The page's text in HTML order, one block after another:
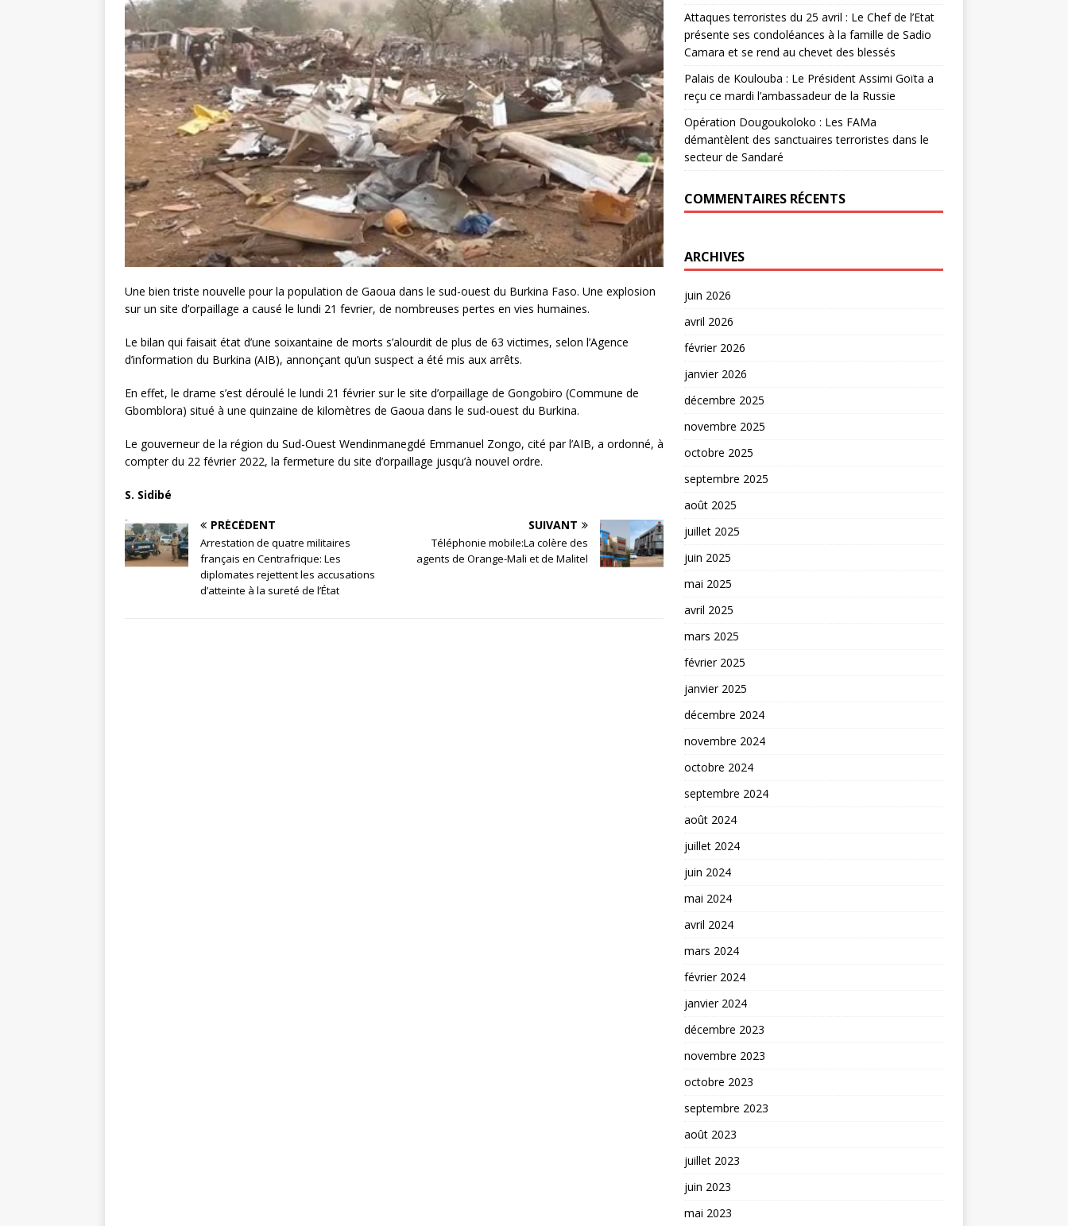
Une bien triste nouvelle pour la population de Gaoua dans le sud-ouest du Burkina Faso. Une explosion
sur un site d’orpaillage a causé le lundi 21 fevrier, de nombreuses pertes en vies humaines.
Le bilan qui faisait état d’une soixantaine de morts s’alourdit de plus de 63 victimes, selon l’Agence
d’information du Burkina (AIB), annonçant qu’un suspect a été mis aux arrêts.
En effet, le drame s’est déroulé le lundi 21 février sur le site d’orpaillage de Gongobiro (Commune de
Gbomblora) situé à une quinzaine de kilomètres de Gaoua dans le sud-ouest du Burkina.
Le gouverneur de la région du Sud-Ouest Wendinmanegdé Emmanuel Zongo, cité par l’AIB, a ordonné, à
compter du 22 février 2022, la fermeture du site d’orpaillage jusqu’à nouvel ordre.
S. Sidibé
PRÉCÉDENT
Arrestation de quatre militaires
français en Centrafrique: Les
diplomates rejettent les accusations
d’atteinte à la sureté de l’État
SUIVANT
Téléphonie mobile:La colère des
agents de Orange-Mali et de Malitel
Attaques terroristes du 25 avril : Le Chef de l’Etat
présente ses condoléances à la famille de Sadio
Camara et se rend au chevet des blessés
Palais de Koulouba : Le Président Assimi Goïta a
reçu ce mardi l’ambassadeur de la Russie
Opération Dougoukoloko : Les FAMa
démantèlent des sanctuaires terroristes dans le
secteur de Sandaré
COMMENTAIRES RÉCENTS
ARCHIVES
juin 2026
avril 2026
février 2026
janvier 2026
décembre 2025
novembre 2025
octobre 2025
septembre 2025
août 2025
juillet 2025
juin 2025
mai 2025
avril 2025
mars 2025
février 2025
janvier 2025
décembre 2024
novembre 2024
octobre 2024
septembre 2024
août 2024
juillet 2024
juin 2024
mai 2024
avril 2024
mars 2024
février 2024
janvier 2024
décembre 2023
novembre 2023
octobre 2023
septembre 2023
août 2023
juillet 2023
juin 2023
mai 2023